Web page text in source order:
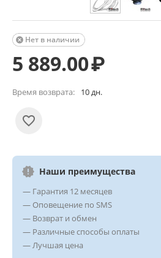
Нет в наличии

5 889.00₽
Время возврата: 10 дн.
Наши преимущества
— Гарантия 12 месяцев
— Оповещение по SMS
— Возврат и обмен
— Различные способы оплаты
— Лучшая цена